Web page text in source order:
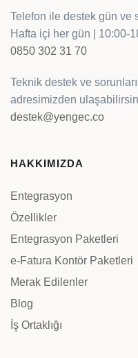
Telefon ile destek gün ve
Hafta içi her gün | 10:00-
0850 302 31 70
Teknik destek ve
adresimizden
destek@yengec.co
HAKKIMIZDA
Entegrasyon
Özellikler
Entegrasyon Paketleri
e-Fatura Kontör Paketleri
Merak Edilenler
Blog
İş Ortaklığı